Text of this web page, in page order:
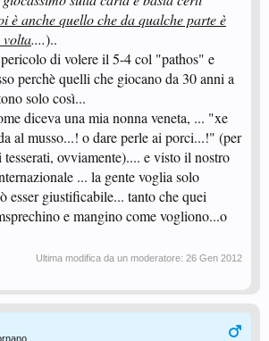
è anche quello che da qualche parte è
volta....)..
di volere il 5-4 col "pathos" e
perchè quelli che giocano da 30 anni a
solo così...
diceva una mia nonna veneta, ... "xe
al musso...! o dare perle ai porci...!" (per
ovviamente).... e visto il nostro
... la gente voglia solo
esser giustificabile... tanto che quei
e mangino come vogliono...o
Ultima modifica da un moderatore: 26 Gen 2012